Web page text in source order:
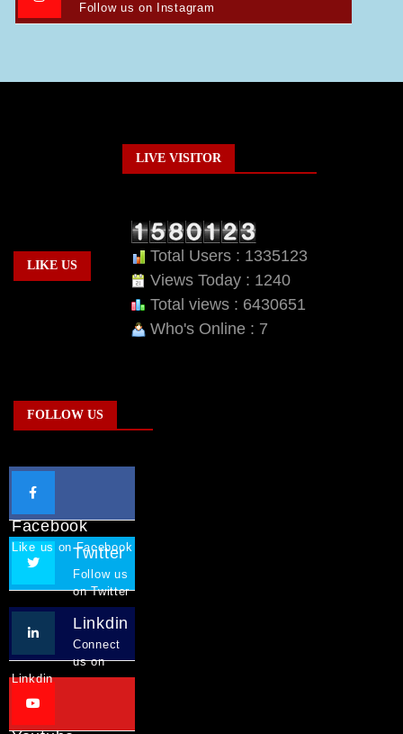
Follow us on Instagram
LIKE US
LIVE VISITOR
Total Users : 1335123
Views Today : 1240
Total views : 6430651
Who's Online : 7
FOLLOW US
Facebook
Like us on Facebook
Twitter
Follow us
on Twitter
Linkdin
Connect
us on
Linkdin